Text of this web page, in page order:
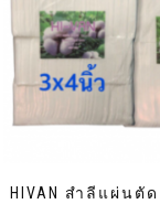
HIVAN สำลีแผ่นตัด